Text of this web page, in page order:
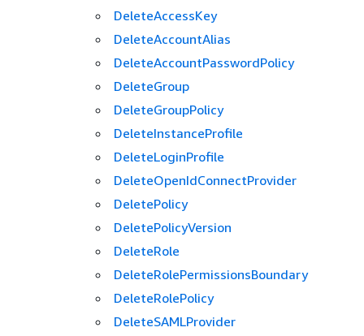
DeleteAccessKey
DeleteAccountAlias
DeleteAccountPasswordPolicy
DeleteGroup
DeleteGroupPolicy
DeleteInstanceProfile
DeleteLoginProfile
DeleteOpenIdConnectProvider
DeletePolicy
DeletePolicyVersion
DeleteRole
DeleteRolePermissionsBoundary
DeleteRolePolicy
DeleteSAMLProvider